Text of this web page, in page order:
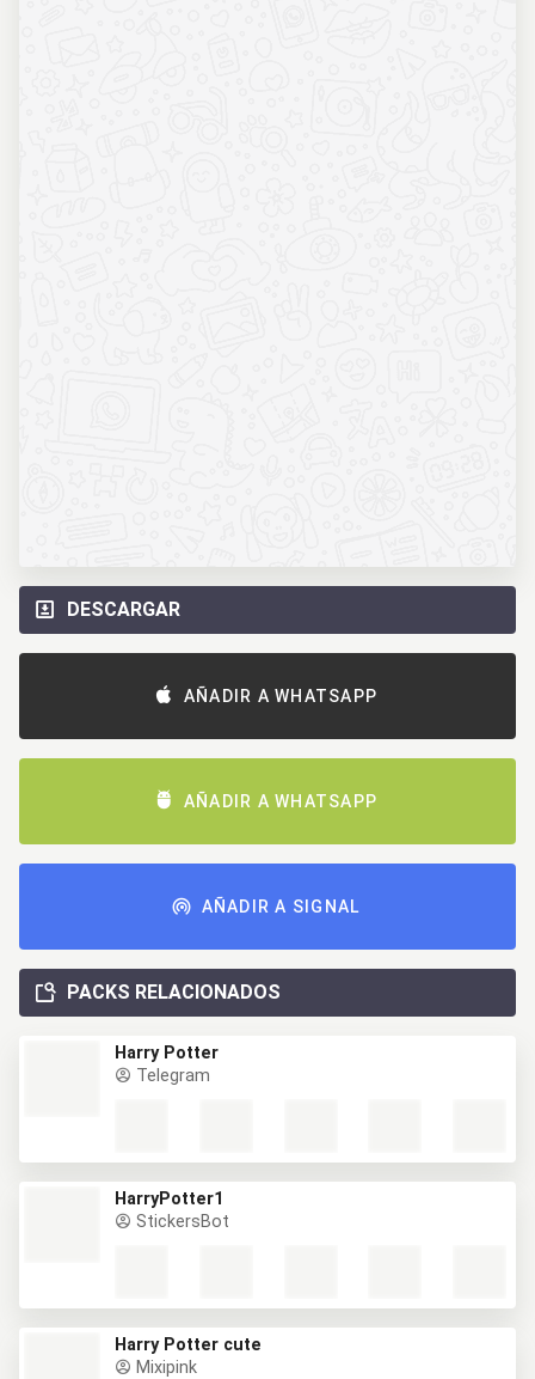
DESCARGAR
AÑADIR A WHATSAPP
AÑADIR A WHATSAPP
AÑADIR A SIGNAL
PACKS RELACIONADOS
Harry Potter
Telegram
HarryPotter1
StickersBot
Harry Potter cute
Mixipink